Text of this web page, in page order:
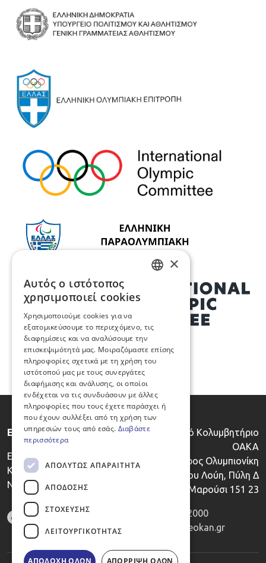
Ε.Ο.ΚΑ.Ν.
Εθνικός Οργανισμός
Καταπολέμησης του
Ντόπινγκ
Κλειστό Κολυμβητήριο
ΟΑΚΑ
Λεωφόρος Ολυμπιονίκη
Σπύρου Λούη, Πύλη Δ
Μαρούσι 151 23
2106832000
info@eokan.gr
×
Αυτός ο ιστότοπος
χρησιμοποιεί cookies
Χρησιμοποιούμε cookies για να
εξατομικεύσουμε το περιεχόμενο, τις
διαφημίσεις και να αναλύσουμε την
επισκεψιμότητά μας. Μοιραζόμαστε επίσης
πληροφορίες σχετικά με τη χρήση του
ιστότοπού μας με τους συνεργάτες
διαφήμισης και ανάλυσης, οι οποίοι
ενδέχεται να τις συνδυάσουν με άλλες
πληροφορίες που τους έχετε παράσχει ή
που έχουν συλλέξει από τη χρήση των
υπηρεσιών τους από εσάς. Διαβάστε
περισσότερα
ΑΠΟΛΎΤΩΣ ΑΠΑΡΑΊΤΗΤΑ
ΑΠΌΔΟΣΗΣ
ΣΤΌΧΕΥΣΗΣ
ΛΕΙΤΟΥΡΓΙΚΌΤΗΤΑΣ
ΑΠΟΔΟΧΉ ΌΛΩΝ ΑΠΌΡΡΙΨΗ ΌΛΩΝ